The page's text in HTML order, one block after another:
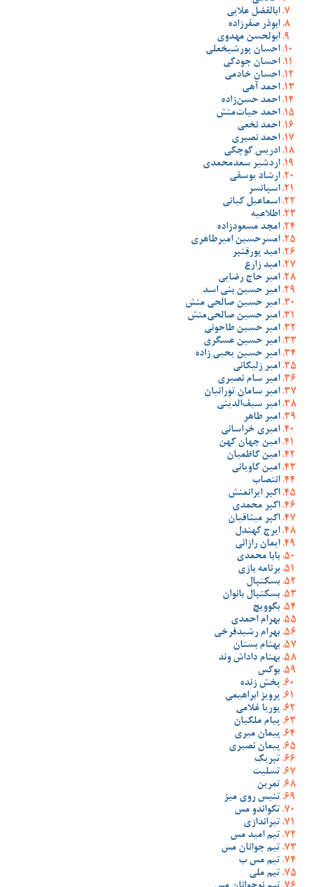
ابالفضل علایی
ابوذر صفرزاده
ابولحسن مهدوی
احسان پورشیخعلی
احسان جودکی
احسان خادمی
احمد آهی
احمد حسن‌زاده
احمد حیات‌منش
احمد نخعی
احمد نصیری
ادریس کوچکی
اردشیر سعدمحمدی
ارشاد یوسفی
اسپانسر
اسماعیل کیانی
اطلاعیه
امجد مسعودزاده
امسرحسین امیرطاهری
امید پورقنبر
امید زارع
امیر حاج رضایی
امیر حسین بنی اسد
امیر حسین صالحی منش
امیر حسین صالحی‌منش
امیر حسین طاحونی
امیر حسین عسگری
امیر حسین یحیی زاده
امیر زلیکانی
امیر سام نصیری
امیر سامان تورانیان
امیر سیف‌الدینی
امیر طاهر
امیری خراسانی
امین جهان کهن
امین کاظمیان
امین کاویانی
انتصاب
اکبر ایرانمنش
اکبر محمدی
اکبر میثاقیان
ایرج کهندل
ایمان رازانی
بابا محمدی
برنامه بازی
بسکتبال
بسکتبال بانوان
بگوویچ
بهرام احمدی
بهرام رشیدفرخی
بهنام بستان
بهنام داداش وند
بوکس
پخش زنده
پرویز ابراهیمی
پوریا غلامی
پیام ملکیان
پیمان میری
پیمان نصیری
تبریک
تسلیت
تمرین
تنیس روی میز
تکواندو مس
تیراندازی
تیم امید مس
تیم جوانان مس
تیم مس ب
تیم ملی